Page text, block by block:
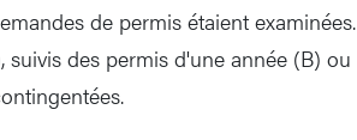
de permis étaient examinées.
des permis d'une année (B) ou